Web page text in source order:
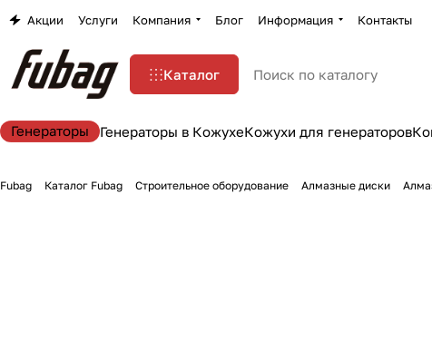
Акции Услуги Компания Блог Информация Контакты
Каталог
Генераторы Генераторы в КожухеКожухи для генераторов
Fubag Каталог Fubag Строительное оборудование Алмазные диски